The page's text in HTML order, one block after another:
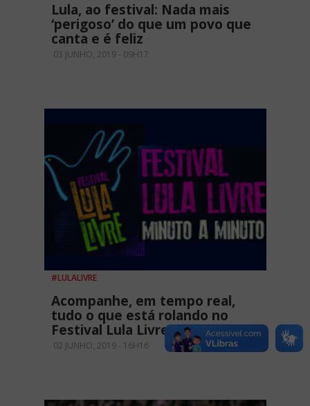
Lula, ao festival: Nada mais
‘perigoso’ do que um povo que
canta e é feliz
03 JUNHO, 2019 - 09H17
#LULALIVRE
Acompanhe, em tempo real,
tudo o que está rolando no
Festival Lula Livre SP
02 JUNHO, 2019 - 16H16